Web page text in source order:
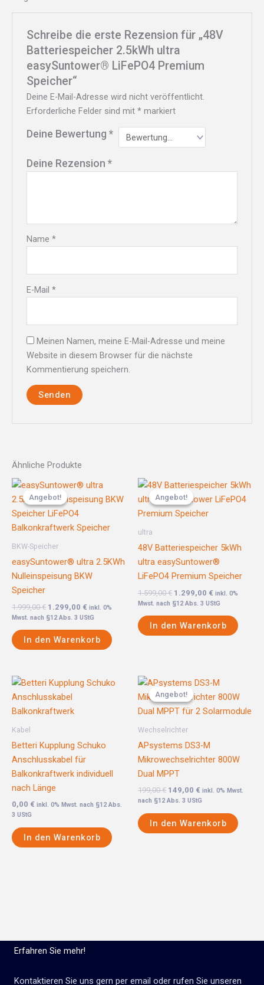
Schreibe die erste Rezension für „48V
Batteriespeicher 2.5kWh ultra
easySuntower® LiFePO4 Premium
Speicher“
Deine E-Mail-Adresse wird nicht veröffentlicht.
Erforderliche Felder sind mit* markiert
Deine Bewertung*
Deine Rezension*
Name*
E-Mail*
Meinen Namen, meine E-Mail-Adresse und meine
Website in diesem Browser für die nächste
Kommentierung speichern.
Ähnliche Produkte
Angebot!
Angebot!
BKW-Speicher
easySuntower® ultra 2.5KWh
Nulleinspeisung BKW
Speicher
1.999,00€
Ursprünglicher
Preis
war:
1.999,00 €
1.299,00 €
Aktueller
ist:
inkl. 0%
Mwst. nach §12 Abs. 3 UStG
In den Warenkorb
Angebot!
Angebot!
ultra
48V Batteriespeicher 5kWh
ultra easySuntower®
LiFePO4 Premium Speicher
1.599,00€
Ursprünglicher
Preis
war:
1.599,00 €
1.299,00 €
Aktueller
ist:
inkl. 0%
Mwst. nach §12 Abs. 3 UStG
In den Warenkorb
Kabel
Betteri Kupplung Schuko
Anschlusskabel für
Balkonkraftwerk individuell
nach Länge
0,00 € inkl. 0% Mwst. nach §12 Abs.
3 UStG
In den Warenkorb
Angebot!
Angebot!
Wechselrichter
APsystems DS3-M
Mikrowechselrichter 800W
Dual MPPT
199,00€
Ursprünglicher
Preis
war:
199,00 €
149,00 €
Aktueller
ist:
149,00 €.
inkl. 0% Mwst.
nach §12 Abs. 3 UStG
In den Warenkorb
Erfahren Sie mehr!
Kontaktieren Sie uns gern per email oder rufen Sie unseren